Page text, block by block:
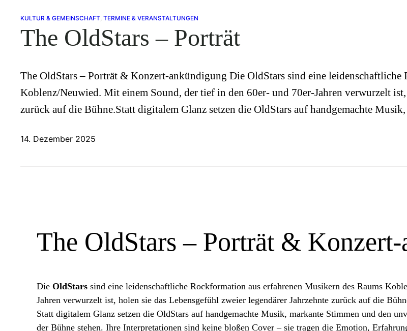
KULTUR & GEMEINSCHAFT , TERMINE & VERANSTALTUNGEN
The OldStars – Porträt
The OldStars – Porträt & Konzert-ankündigung Die OldStars sind eine leidenschaftliche
Koblenz/Neuwied. Mit einem Sound, der tief in den 60er- und 70er-Jahren verwurzelt
zurück auf die Bühne.Statt digitalem Glanz setzen die OldStars auf handgemachte
14. Dezember 2025
The OldStars – Porträt &
DieOldStars sind eine leidenschaftliche Rockformation aus erfahrenen Musikern des Raums
Jahren verwurzelt ist, holen sie das Lebensgefühl zweier legendärer Jahrzehnte zurück auf die
Statt digitalem Glanz setzen die OldStars auf handgemachte Musik, markante Stimmen und den
der Bühne stehen. Ihre Interpretationen sind keine bloßen Cover – sie tragen die Emotion,